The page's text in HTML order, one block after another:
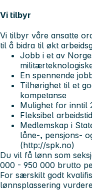
Vi tilbyr
Vi tilbyr våre ansatte
til å bidra til økt
Jobb i et av
En spennende
Tilhørighet til et
kompetanse
Mulighet for inntil
Fleksibel arbeidstid
Medlemskap i
låne-, pensjons-
(http://spk.no)
Du vil få lønn som
000 - 950 000 brutto
For særskilt godt
lønnsplassering